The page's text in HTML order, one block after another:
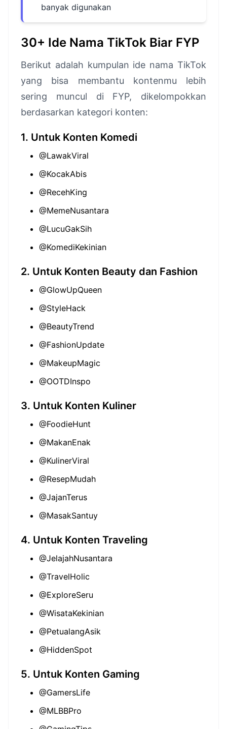
banyak digunakan
30+ Ide Nama TikTok Biar FYP
Berikut adalah kumpulan ide nama TikTok
yang bisa membantu kontenmu lebih
sering muncul di FYP, dikelompokkan
berdasarkan kategori konten:
1. Untuk Konten Komedi
@LawakViral
@KocakAbis
@RecehKing
@MemeNusantara
@LucuGakSih
@KomediKekinian
2. Untuk Konten Beauty dan Fashion
@GlowUpQueen
@StyleHack
@BeautyTrend
@FashionUpdate
@MakeupMagic
@OOTDInspo
3. Untuk Konten Kuliner
@FoodieHunt
@MakanEnak
@KulinerViral
@ResepMudah
@JajanTerus
@MasakSantuy
4. Untuk Konten Traveling
@JelajahNusantara
@TravelHolic
@ExploreSeru
@WisataKekinian
@PetualangAsik
@HiddenSpot
5. Untuk Konten Gaming
@GamersLife
@MLBBPro